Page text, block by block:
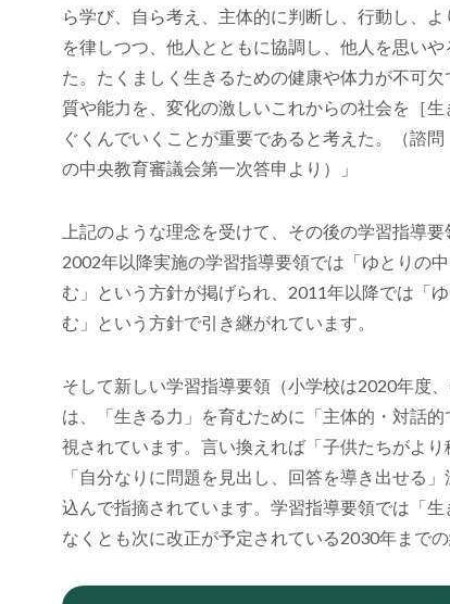
ら学び、自ら考え、主体的に判断し、行動し、
を律しつつ、他人とともに協調し、他人を思い
た。たくましく生きるための健康や体力が不可
質や能力を、変化の激しいこれからの社会を［
ぐくんでいくことが重要であると考えた。（諮
の中央教育審議会第一次答申より）」
上記のような理念を受けて、その後の学習指導
2002年以降実施の学習指導要領では「ゆとりの
む」という方針が掲げられ、2011年以降では「
む」という方針で引き継がれています。
そして新しい学習指導要領（小学校は2020年度
は、「生きる力」を育むために「主体的・対話
視されています。言い換えれば「子供たちがよ
「自分なりに問題を見出し、回答を導き出せる
込んで指摘されています。学習指導要領では「
なくとも次に改正が予定されている2030年まで